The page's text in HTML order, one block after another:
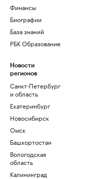
Финансы
Биографии
База знаний
РБК Образование
Новости
регионов
Санкт-Петербург
и область
Екатеринбург
Новосибирск
Омск
Башкортостан
Вологодская
область
Калининград